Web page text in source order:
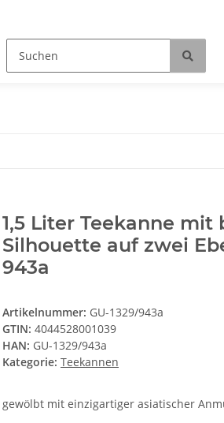
1,5 Liter Teekanne mit
Silhouette auf zwei
943a
Artikelnummer: GU-1329/943a
GTIN: 4044528001039
HAN: GU-1329/943a
Kategorie: Teekannen
gewölbt mit einzigartiger asiatischer